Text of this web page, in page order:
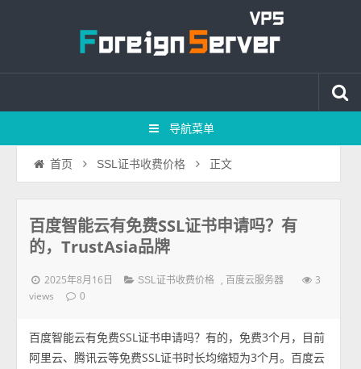
导航菜单
首页 SSL证书收费价格 正文
百度智能云有免费SSL证书申请吗？有
的，TrustAsia品牌
2025年8月16日 SSL证书收费价格 , 百度云服务器
3
views
0
百度智能云有免费SSL证书申请吗？有的，免费3个月，目前
阿里云、腾讯云等免费SSL证书时长均缩短为3个月。百度云